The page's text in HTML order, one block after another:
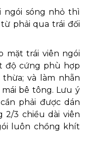
ngói sóng nhỏ thì
phải qua trái đối
mặt trái viên ngói
độ cứng phù hợp
và làm nhẵn
bê tông. Lưu ý
phải được dán
2/3 chiều dài viên
luôn chồng khít